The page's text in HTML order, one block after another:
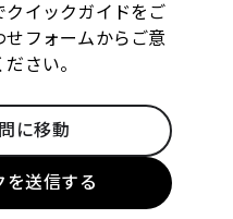
クイックガイドをご
せフォームからご意
さい。
に移動
を送信する